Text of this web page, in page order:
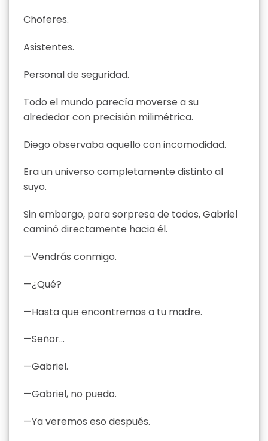
Choferes.
Asistentes.
Personal de seguridad.
Todo el mundo parecía moverse a su
alrededor con precisión milimétrica.
Diego observaba aquello con incomodidad.
Era un universo completamente distinto al
suyo.
Sin embargo, para sorpresa de todos, Gabriel
caminó directamente hacia él.
—Vendrás conmigo.
—¿Qué?
—Hasta que encontremos a tu madre.
—Señor…
—Gabriel.
—Gabriel, no puedo.
—Ya veremos eso después.